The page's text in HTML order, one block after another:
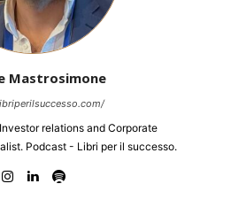
Mastrosimone
relations and Corporate
Podcast - Libri per il successo.